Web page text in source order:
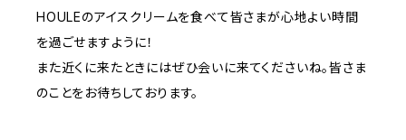
HOULEのアイスクリームを食べて皆さまが心地よい時間
を過ごせますように！
また近くに来たときにはぜひ会いに来てくださいね。皆さま
のことをお待ちしております。